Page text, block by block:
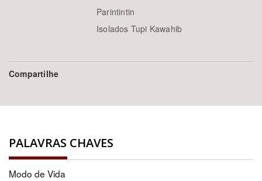
Parintintin
Isolados Tupi Kawahib
Compartilhe
PALAVRAS CHAVES
Modo de Vida